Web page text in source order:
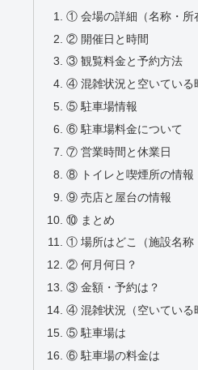
① 会場の詳細（名称・所
② 開催日と時間
③ 観覧料金と予約方法
④ 混雑状況と空いている
⑤ 駐車場情報
⑥ 駐車場料金について
⑦ 営業時間と休業日
⑧ トイレと喫煙所の情報
⑨ 売店と屋台の情報
⑩ まとめ
① 場所はどこ（施設名称
② 何月何日？
③ 金額・予約は？
④ 混雑状況（空いている
⑤ 駐車場は
⑥ 駐車場の料金は